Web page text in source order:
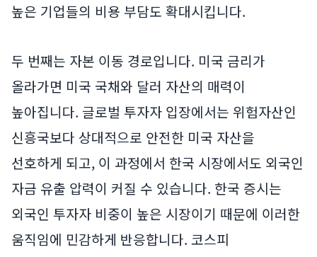
높은 기업들의 비용 부담도 확대시킵니다.
두 번째는 자본 이동 경로입니다. 미국 금리가
올라가면 미국 국채와 달러 자산의 매력이
높아집니다. 글로벌 투자자 입장에서는 위험자산인
신흥국보다 상대적으로 안전한 미국 자산을
선호하게 되고, 이 과정에서 한국 시장에서도 외국인
자금 유출 압력이 커질 수 있습니다. 한국 증시는
외국인 투자자 비중이 높은 시장이기 때문에 이러한
움직임에 민감하게 반응합니다. 코스피